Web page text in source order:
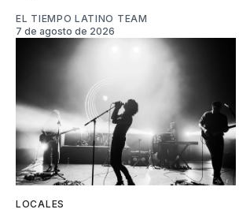
EL TIEMPO LATINO TEAM
7 de agosto de 2026
LOCALES